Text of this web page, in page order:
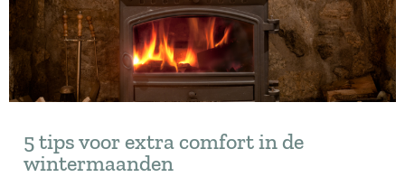
5 tips voor extra comfort in de
wintermaanden